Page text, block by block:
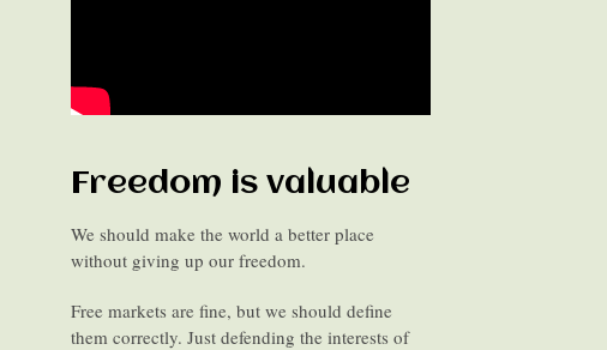
Freedom is valuable
We should make the world a better place
without giving up our freedom.
Free markets are fine, but we should define
them correctly. Just defending the interests of